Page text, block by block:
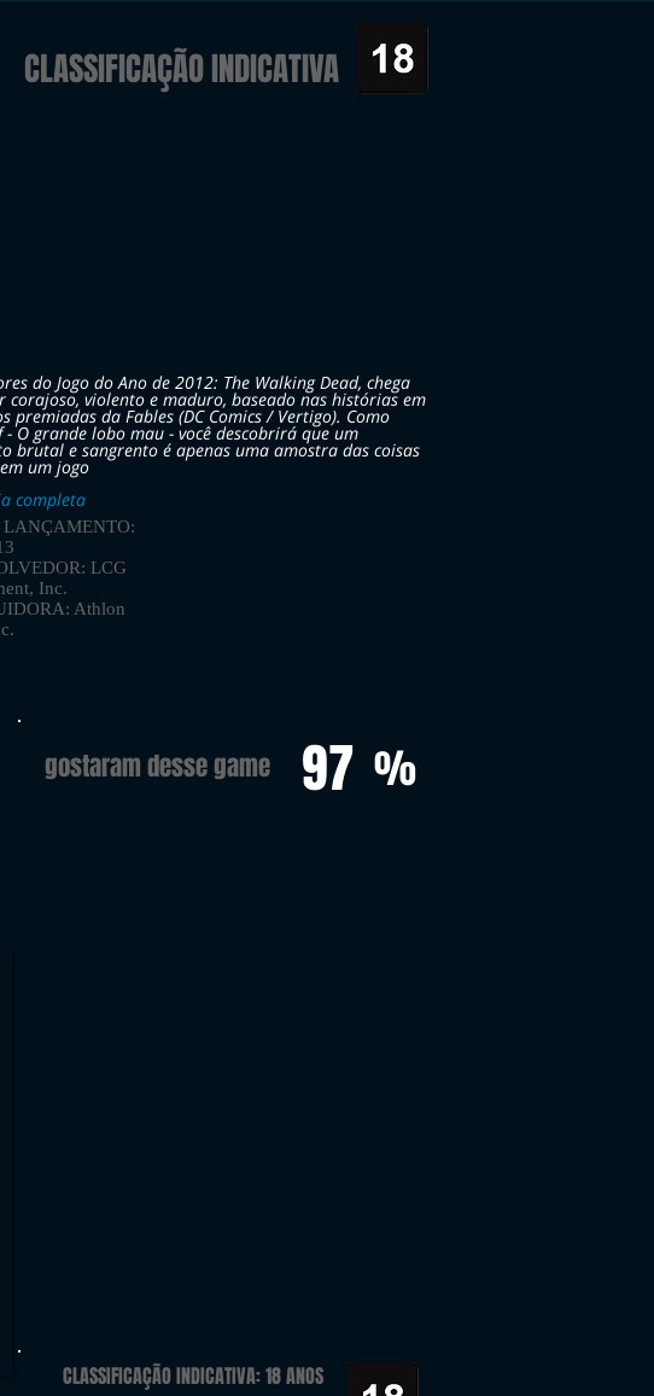
CLASSIFICAÇÃO INDICATIVA
do Jogo do Ano de 2012: The Walking Dead, chega
violento e maduro, baseado nas histórias em
premiadas da Fables (DC Comics / Vertigo). Como
- O grande lobo mau - você descobrirá que um
brutal e sangrento é apenas uma amostra das coisas
um jogo
completa
LANÇAMENTO:
LCG
Inc.
Athlon
gostaram desse game 97 %
CLASSIFICAÇÃO INDICATIVA: 18 ANOS